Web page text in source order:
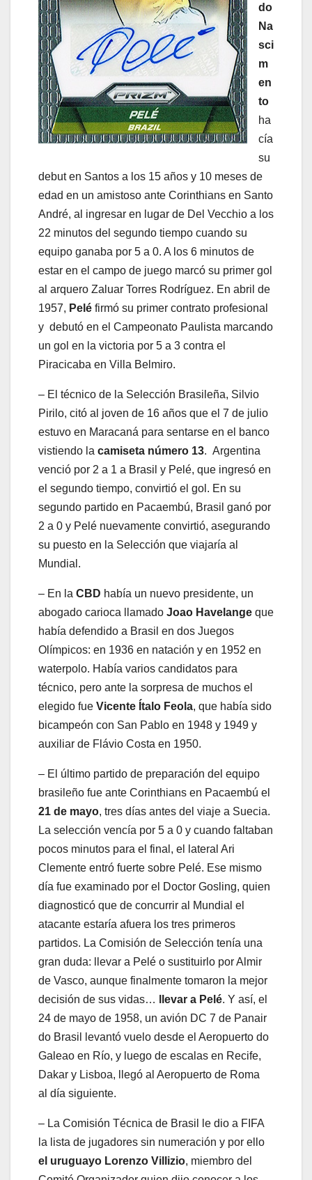
do
Na
sci
m
en
to
ha
cía
su
debut en Santos a los 15 años y 10 meses de
edad en un amistoso ante Corinthians en Santo
André, al ingresar en lugar de Del Vecchio a los
22 minutos del segundo tiempo cuando su
equipo ganaba por 5 a 0. A los 6 minutos de
estar en el campo de juego marcó su primer gol
al arquero Zaluar Torres Rodríguez. En abril de
1957, Pelé firmó su primer contrato profesional
y debutó en el Campeonato Paulista marcando
un gol en la victoria por 5 a 3 contra el
Piracicaba en Villa Belmiro.
– El técnico de la Selección Brasileña, Silvio
Pirilo, citó al joven de 16 años que el 7 de julio
estuvo en Maracaná para sentarse en el banco
vistiendo la camiseta número 13. Argentina
venció por 2 a 1 a Brasil y Pelé, que ingresó en
el segundo tiempo, convirtió el gol. En su
segundo partido en Pacaembú, Brasil ganó por
2 a 0 y Pelé nuevamente convirtió, asegurando
su puesto en la Selección que viajaría al
Mundial.
– En la CBD había un nuevo presidente, un
abogado carioca llamado Joao Havelange que
había defendido a Brasil en dos Juegos
Olímpicos: en 1936 en natación y en 1952 en
waterpolo. Había varios candidatos para
técnico, pero ante la sorpresa de muchos el
elegido fue Vicente Ítalo Feola, que había sido
bicampeón con San Pablo en 1948 y 1949 y
auxiliar de Flávio Costa en 1950.
– El último partido de preparación del equipo
brasileño fue ante Corinthians en Pacaembú el
21 de mayo, tres días antes del viaje a Suecia.
La selección vencía por 5 a 0 y cuando faltaban
pocos minutos para el final, el lateral Ari
Clemente entró fuerte sobre Pelé. Ese mismo
día fue examinado por el Doctor Gosling, quien
diagnosticó que de concurrir al Mundial el
atacante estaría afuera los tres primeros
partidos. La Comisión de Selección tenía una
gran duda: llevar a Pelé o sustituirlo por Almir
de Vasco, aunque finalmente tomaron la mejor
decisión de sus vidas…
llevar a Pelé. Y así, el
24 de mayo de 1958, un avión DC 7 de Panair
do Brasil levantó vuelo desde el Aeropuerto do
Galeao en Río, y luego de escalas en Recife,
Dakar y Lisboa, llegó al Aeropuerto de Roma
al día siguiente.
– La Comisión Técnica de Brasil le dio a FIFA
la lista de jugadores sin numeración y por ello
el uruguayo Lorenzo Villizio, miembro del